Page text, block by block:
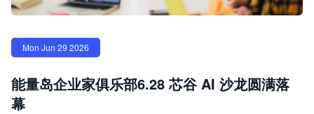
Mon Jun 29 2026
能量岛企业家俱乐部6.28 芯谷 AI 沙龙圆满落
幕